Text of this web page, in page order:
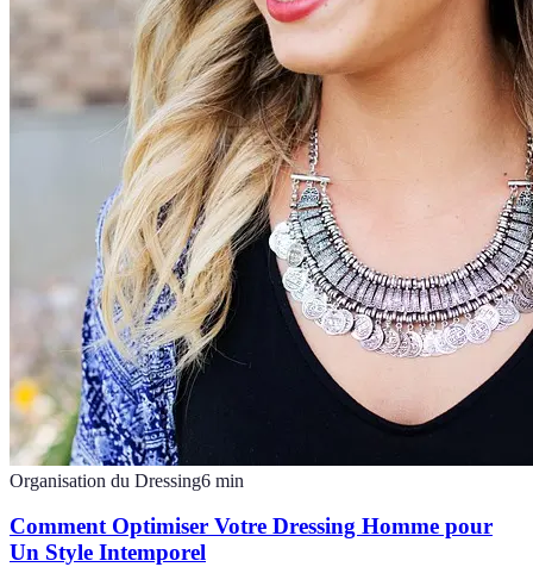
Organisation du Dressing6 min
Comment Optimiser Votre Dressing Homme pour
Un Style Intemporel